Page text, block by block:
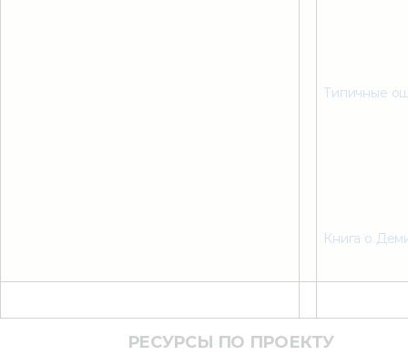
Типичные
Книга о
РЕСУРСЫ ПО ПРОЕКТУ